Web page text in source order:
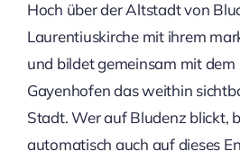
Hoch über der Altstadt von
Laurentiuskirche mit ihrem
und bildet gemeinsam mit dem
Gayenhofen das weithin
Stadt. Wer auf Bludenz blickt,
automatisch auch auf dieses